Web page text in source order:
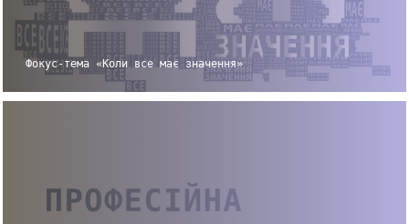
Фокус-тема «Коли все має значення»